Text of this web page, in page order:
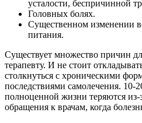
усталости, беспричинной
Головных болях.
Существенном изменении
питания.
Существует множество причин
терапевту. И не стоит
столкнуться с хроническими
последствиями самолечения. 10-
полноценной жизни теряются из-
обращения к врачам, когда